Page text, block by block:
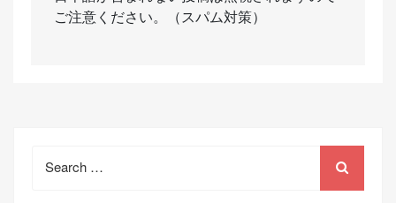
ご注意ください。（スパム対策）
for: